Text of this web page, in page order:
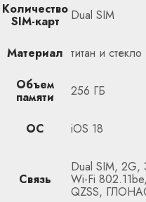
Количество
SIM-карт Dual SIM
Материал титан и стекло
Объем
памяти 256 ГБ
ОС iOS 18
Связь
Dual SIM, 2G,
Wi-Fi
QZSS,